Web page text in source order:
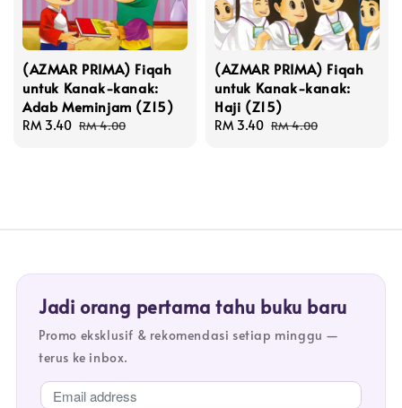
(AZMAR PRIMA) Fiqah
untuk Kanak-kanak:
Adab Meminjam (Z15)
Sale
RM 3.40 Regular
RM 4.00
(AZMAR PRIMA) Fiqah
untuk Kanak-kanak:
Haji (Z15)
Sale
RM 3.40 Regular
RM 4.00
Jadi orang pertama tahu buku baru
Promo eksklusif & rekomendasi setiap minggu —
terus ke inbox.